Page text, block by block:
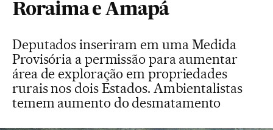
Roraima e Amapá
Deputados inseriram em uma Medida
Provisória a permissão para aumentar
área de exploração em propriedades
rurais nos dois Estados. Ambientalistas
temem aumento do desmatamento